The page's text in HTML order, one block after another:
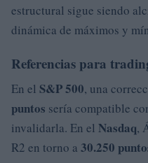
estructural sigue siendo
dinámica de máximos y
Referencias para
En el S&P 500, una
puntos sería compatible
invalidarla. En el Nasdaq,
R2 en torno a 30.250